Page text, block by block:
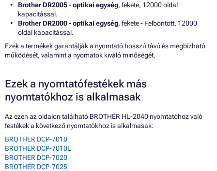
Brother DR2005 - optikai egység, fekete, 12000 oldal
kapacitással.
Brother DR2000 - optikai egység, fekete - Felbontott, 12000
oldal kapacitással.
Ezek a termékek garantálják a nyomtató hosszú távú és megbízható
működését, valamint a nyomatok kiváló minőségét.
Ezek a nyomtatófestékek más
nyomtatókhoz is alkalmasak
Az ezen az oldalon található BROTHER HL-2040 nyomtatóhoz való
festékek a következő nyomtatókhoz is alkalmasak:
BROTHER DCP-7010
BROTHER DCP-7010L
BROTHER DCP-7020
BROTHER DCP-7025